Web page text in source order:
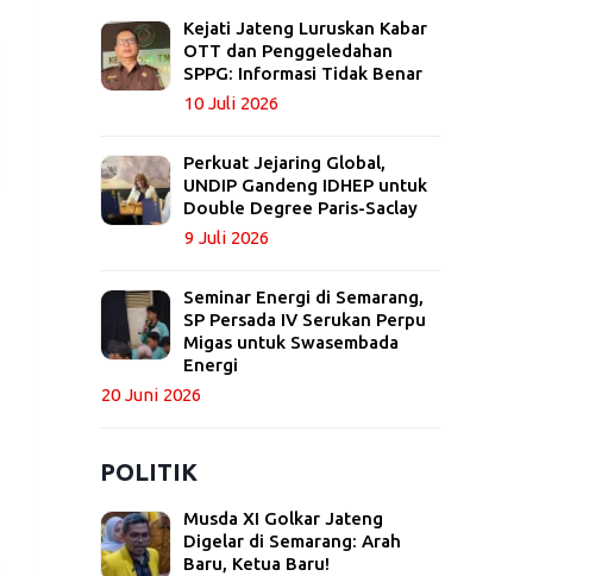
Kejati Jateng Luruskan Kabar
OTT dan Penggeledahan
SPPG: Informasi Tidak Benar
10 Juli 2026
Perkuat Jejaring Global,
UNDIP Gandeng IDHEP untuk
Double Degree Paris-Saclay
9 Juli 2026
Seminar Energi di Semarang,
SP Persada IV Serukan Perpu
Migas untuk Swasembada
Energi
20 Juni 2026
POLITIK
Musda XI Golkar Jateng
Digelar di Semarang: Arah
Baru, Ketua Baru!